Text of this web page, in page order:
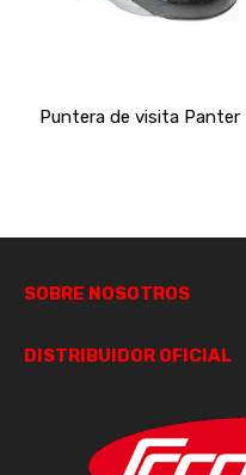
Puntera de visita Panter
SOBRE NOSOTROS
DISTRIBUIDOR OFICIAL